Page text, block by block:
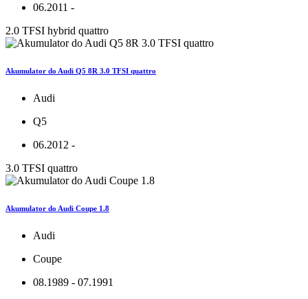
06.2011 -
2.0 TFSI hybrid quattro
Akumulator do Audi Q5 8R 3.0 TFSI quattro
Audi
Q5
06.2012 -
3.0 TFSI quattro
Akumulator do Audi Coupe 1.8
Audi
Coupe
08.1989 - 07.1991